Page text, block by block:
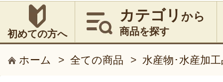
初めての方へ
カテゴリ から
商品を探す
ホーム > 全ての商品 > 水産物･水産加